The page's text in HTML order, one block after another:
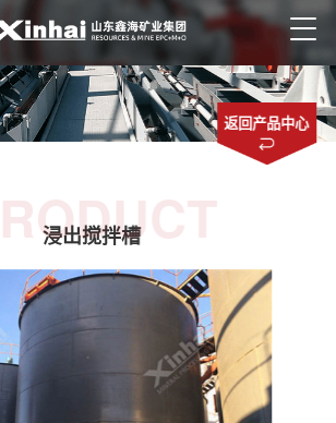
返回产品中心
PRODUCT
浸出搅拌槽